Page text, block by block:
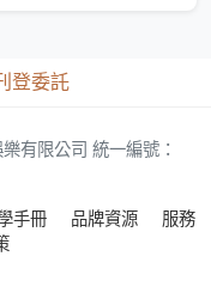
登委託
有限公司 統一編號：
手冊 品牌資源
服務